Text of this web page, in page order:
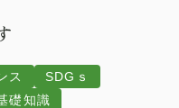
ス
SDGｓ
礎知識